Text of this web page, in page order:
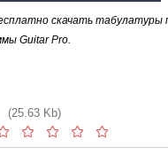
ИСПОЛНИТЕЛЯ "WONDERS
скачать табулатуры
Guitar Pro.
(25.63 Kb)